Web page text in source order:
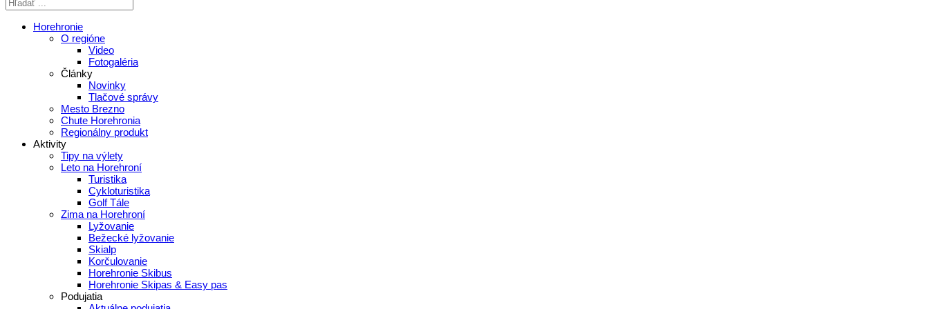
Horehronie
O regióne
Video
Fotogaléria
Články
Novinky
Tlačové správy
Mesto Brezno
Chute Horehronia
Regionálny produkt
Aktivity
Tipy na výlety
Leto na Horehroní
Turistika
Cykloturistika
Golf Tále
Zima na Horehroní
Lyžovanie
Bežecké lyžovanie
Skialp
Korčulovanie
Horehronie Skibus
Horehronie Skipas & Easy pas
Podujatia